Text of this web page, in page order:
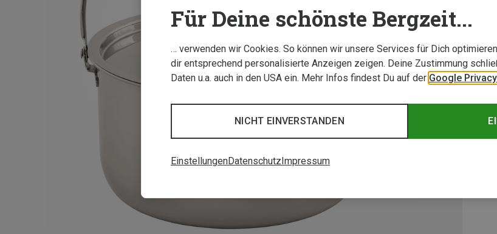
Für Deine schönste Bergzeit...
… verwenden wir Cookies. So können wir unsere Services für Dich
dir entsprechend personalisierte Anzeigen zeigen. Deine Zustimmung
Daten u.a. auch in den USA ein. Mehr Infos findest Du auf der Google
NICHT EINVERSTANDEN
EinstellungenDatenschutz Impressum